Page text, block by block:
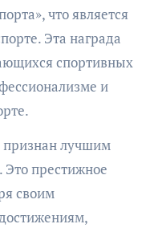
что является
Эта награда
спортивных
и
лучшим
Это престижное
своим